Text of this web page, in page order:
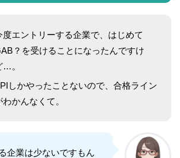
度エントリーする企業で、はじめて
？を受けることになったんですけ
…。
しかやったことないので、合格ライン
わかんなくて。
企業は少ないですもん